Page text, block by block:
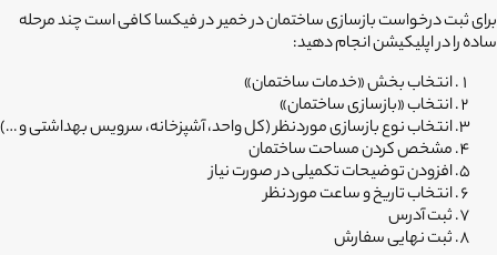
برای ثبت درخواستبازسازی ساختمان در خمیردر فیکسا کافی است چند مرحله
ساده را در اپلیکیشن انجام دهید:
انتخاب بخش «خدمات ساختمان»
انتخاب «بازسازی ساختمان»
انتخاب نوع بازسازی موردنظر (کل واحد، آشپزخانه، سرویس بهداشتی و …)
مشخص کردن مساحت ساختمان
افزودن توضیحات تکمیلی در صورت نیاز
انتخاب تاریخ و ساعت موردنظر
ثبت آدرس
ثبت نهایی سفارش